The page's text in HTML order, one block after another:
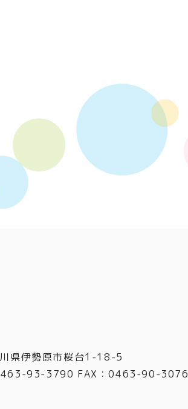
県伊勢原市桜台1-18-5
93-3790 FAX ：0463-90-3076